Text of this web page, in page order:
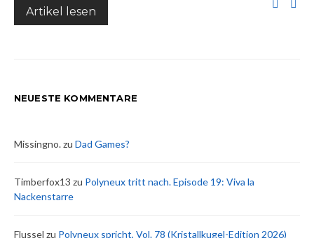
Artikel lesen
NEUESTE KOMMENTARE
Missingno.zu Dad Games?
Timberfox13 zu Polyneux tritt nach. Episode 19: Viva la
Nackenstarre
Flussel zu Polyneux spricht, Vol. 78 (Kristallkugel-Edition 2026)